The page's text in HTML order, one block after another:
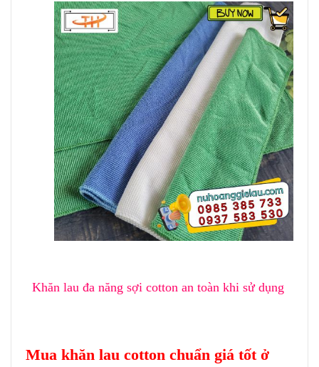
Khăn lau đa năng sợi cotton an toàn khi sử dụng
Mua khăn lau cotton chuẩn giá tốt ở